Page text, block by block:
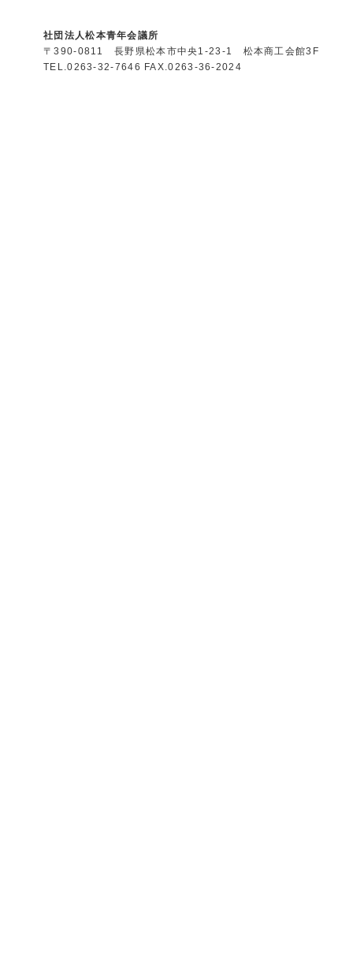
社団法人松本青年会議所
〒390-0811 長野県松本市中央1-23-1 松本商工会館3F
TEL.0263-32-7646 FAX.0263-36-2024